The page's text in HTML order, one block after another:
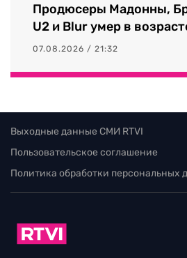
Продюсеры Мадонны,
U2 и Blur умер в
07.08.2026 / 21:32
Выходные данные СМИ RTVI
Пользовательское соглашение
Политика обработки персональных